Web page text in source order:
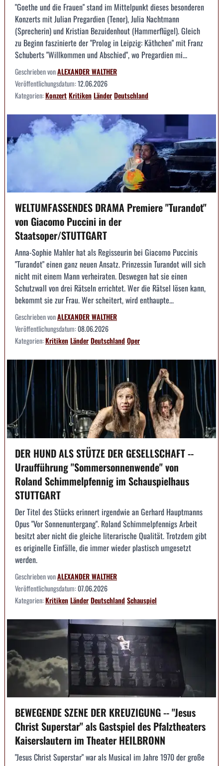
"Goethe und die Frauen" stand im Mittelpunkt dieses besonderen
Konzerts mit Julian Pregardien (Tenor), Julia Nachtmann
(Sprecherin) und Kristian Bezuidenhout (Hammerflügel). Gleich
zu Beginn faszinierte der "Prolog in Leipzig: Käthchen" mit Franz
Schuberts "Willkommen und Abschied", wo Pregardien mi...
Geschrieben vonALEXANDER WALTHER
Veröffentlichungsdatum:12.06.2026
Kategorien:KonzertKritikenLänderDeutschland
WELTUMFASSENDES DRAMA Premiere "Turandot"
von Giacomo Puccini in der
Staatsoper/STUTTGART
Anna-Sophie Mahler hat als Regisseurin bei Giacomo Puccinis
"Turandot" einen ganz neuen Ansatz. Prinzessin Turandot will sich
nicht mit einem Mann verheiraten. Deswegen hat sie einen
Schutzwall von drei Rätseln errichtet. Wer die Rätsel lösen kann,
bekommt sie zur Frau. Wer scheitert, wird enthaupte...
Geschrieben vonALEXANDER WALTHER
Veröffentlichungsdatum:08.06.2026
Kategorien:KritikenLänderDeutschlandOper
DER HUND ALS STÜTZE DER GESELLSCHAFT --
Uraufführung "Sommersonnenwende" von
Roland Schimmelpfennig im Schauspielhaus
STUTTGART
Der Titel des Stücks erinnert irgendwie an Gerhard Hauptmanns
Opus "Vor Sonnenuntergang". Roland Schimmelpfennigs Arbeit
besitzt aber nicht die gleiche literarische Qualität. Trotzdem gibt
es originelle Einfälle, die immer wieder plastisch umgesetzt
werden.
Geschrieben vonALEXANDER WALTHER
Veröffentlichungsdatum:07.06.2026
Kategorien:KritikenLänderDeutschlandSchauspiel
BEWEGENDE SZENE DER KREUZIGUNG -- "Jesus
Christ Superstar" als Gastspiel des Pfalztheaters
Kaiserslautern im Theater HEILBRONN
"Jesus Christ Superstar" war als Musical im Jahre 1970 der große